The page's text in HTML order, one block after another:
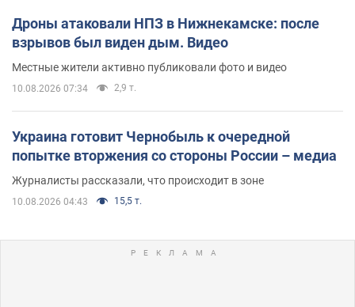
Дроны атаковали НПЗ в Нижнекамске: после
взрывов был виден дым. Видео
Местные жители активно публиковали фото и видео
10.08.2026 07:34 2,9 т.
Украина готовит Чернобыль к очередной
попытке вторжения со стороны России – медиа
Журналисты рассказали, что происходит в зоне
10.08.2026 04:43 15,5 т.